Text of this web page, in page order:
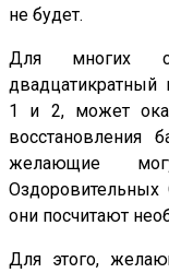
не будет.
Для многих
двадцатикратный
1 и 2, может
восстановления
желающие
они посчитают
Для этого,